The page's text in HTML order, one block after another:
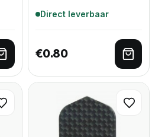
Toevoegen aan winkelwagen
Direct leverbaar
€0.80